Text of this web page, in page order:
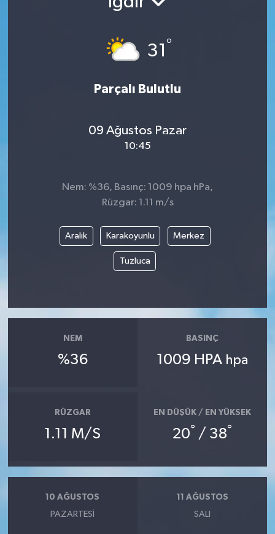
31 °
Parçalı Bulutlu
09 Ağustos Pazar
10:45
Nem: %36, Basınç: 1009 hpa hPa,
Rüzgar: 1.11 m/s
Aralık Karakoyunlu Merkez
Tuzluca
NEM
%36
BASINÇ
1009 HPA hpa
RÜZGAR
1.11 M/S
EN DÜŞÜK / EN YÜKSEK
20° / 38°
10 AĞUSTOS
PAZARTESI
11 AĞUSTOS
SALI